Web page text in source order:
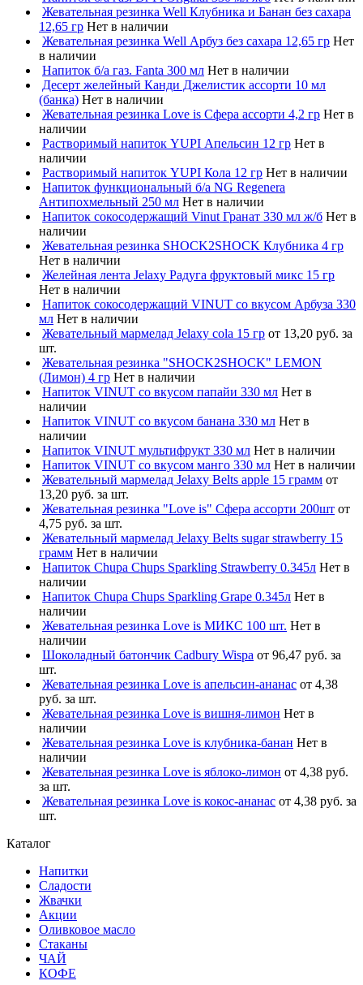
Жевательная резинка Well Клубника и Банан без сахара
12,65 гр Нет в наличии
Жевательная резинка Well Арбуз без сахара 12,65 гр Нет
в наличии
Напиток б/а газ. Fanta 300 мл Нет в наличии
Десерт желейный Канди Джелистик ассорти 10 мл
(банка) Нет в наличии
Жевательная резинка Love is Сфера ассорти 4,2 гр Нет в
наличии
Растворимый напиток YUPI Апельсин 12 гр Нет в
наличии
Растворимый напиток YUPI Кола 12 гр Нет в наличии
Напиток функциональный б/а NG Regenera
Антипохмельный 250 мл Нет в наличии
Напиток сокосодержащий Vinut Гранат 330 мл ж/б Нет в
наличии
Жевательная резинка SHOCK2SHOCK Клубника 4 гр
Нет в наличии
Желейная лента Jelaxy Радуга фруктовый микс 15 гр
Нет в наличии
Напиток сокосодержащий VINUT со вкусом Арбуза 330
мл Нет в наличии
Жевательный мармелад Jelaxy cola 15 гр от 13,20 руб. за
шт.
Жевательная резинка "SHOCK2SHOCK" LEMON
(Лимон) 4 гр Нет в наличии
Напиток VINUT со вкусом папайи 330 мл Нет в
наличии
Напиток VINUT со вкусом банана 330 мл Нет в
наличии
Напиток VINUT мультифрукт 330 мл Нет в наличии
Напиток VINUT со вкусом манго 330 мл Нет в наличии
Жевательный мармелад Jelaxy Belts apple 15 грамм от
13,20 руб. за шт.
Жевательная резинка "Love is" Сфера ассорти 200шт от
4,75 руб. за шт.
Жевательный мармелад Jelaxy Belts sugar strawberry 15
грамм Нет в наличии
Напиток Chupa Chups Sparkling Strawberry 0.345л Нет в
наличии
Напиток Chupa Chups Sparkling Grape 0.345л Нет в
наличии
Жевательная резинка Love is МИКС 100 шт. Нет в
наличии
Шоколадный батончик Cadbury Wispa от 96,47 руб. за
шт.
Жевательная резинка Love is апельсин-ананас от 4,38
руб. за шт.
Жевательная резинка Love is вишня-лимон Нет в
наличии
Жевательная резинка Love is клубника-банан Нет в
наличии
Жевательная резинка Love is яблоко-лимон от 4,38 руб.
за шт.
Жевательная резинка Love is кокос-ананас от 4,38 руб. за
шт.
Каталог
Напитки
Сладости
Жвачки
Акции
Оливковое масло
Стаканы
ЧАЙ
КОФЕ